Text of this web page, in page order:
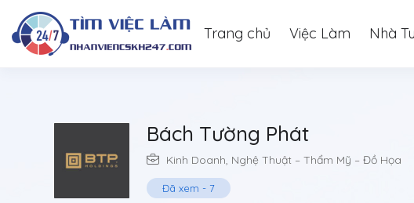
Trang chủ Việc Làm Nhà
Bách Tường Phát
Kinh Doanh, Nghệ Thuật – Thẩm Mỹ – Đồ Họa
Đã xem - 7